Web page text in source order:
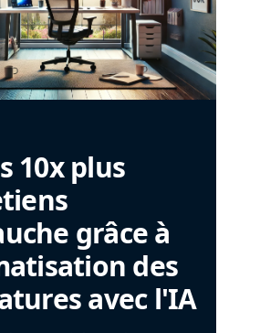
10x plus
grâce à
des
avec l'IA